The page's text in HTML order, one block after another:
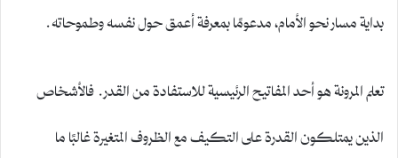
بداية مسار نحو الأمام، مدعومًا بمعرفة أعمق حول نفسه وطموحاته.
تعلم المرونة هو أحد المفاتيح الرئيسية للاستفادة من القدر. فالأشخاص
الذين يمتلكون القدرة على التكيف مع الظروف المتغيرة غالبًا ما